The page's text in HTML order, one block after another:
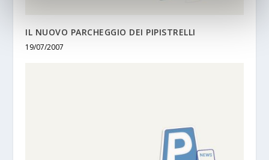
IL NUOVO PARCHEGGIO DEI PIPISTRELLI
19/07/2007